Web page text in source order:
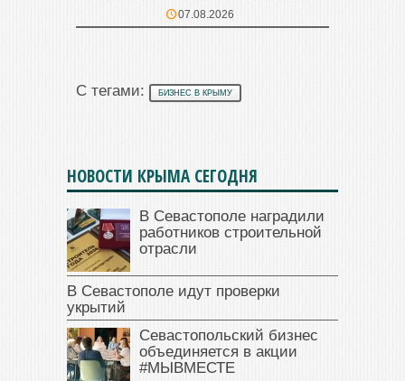
07.08.2026
С тегами: БИЗНЕС В КРЫМУ
НОВОСТИ КРЫМА СЕГОДНЯ
В Севастополе наградили
работников строительной
отрасли
В Севастополе идут проверки
укрытий
Севастопольский бизнес
объединяется в акции
#МЫВМЕСТЕ